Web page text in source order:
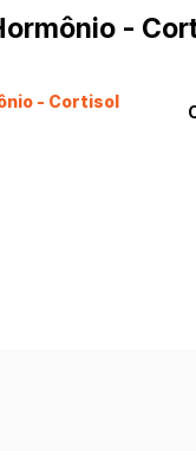
-
- Cortisol